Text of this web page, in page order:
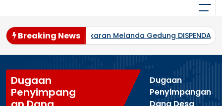
Breaking News
Melanda Gedung DISPENDA DKI Jakarta di Jalan
Dugaan
Penyimpang
Dugaan
Penyimpangan
Dana Desa